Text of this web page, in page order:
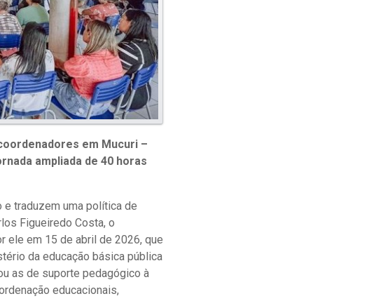
em Mucuri –
ampliada de 40 horas
e traduzem uma política de
Figueiredo Costa, o
ele em 15 de abril de 2026, que
da educação básica pública
as de suporte pedagógico à
educacionais,